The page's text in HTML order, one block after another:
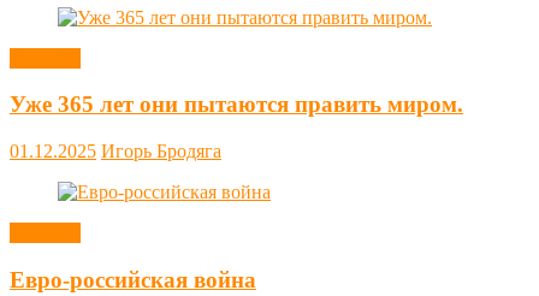
Уже 365 лет они пытаются править миром.
01.12.2025 Игорь Бродяга
Евро-российская война